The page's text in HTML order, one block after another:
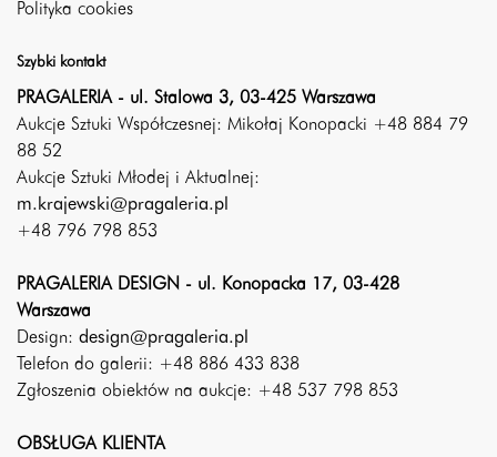
Polityka cookies
Szybki kontakt
PRAGALERIA - ul. Stalowa 3, 03-425 Warszawa
Aukcje Sztuki Współczesnej: Mikołaj Konopacki +48 884 79
88 52
Aukcje Sztuki Młodej i Aktualnej:
m.krajewski@pragaleria.pl
+48 796 798 853
PRAGALERIA DESIGN - ul. Konopacka 17, 03-428
Warszawa
Design: design@pragaleria.pl
Telefon do galerii: +48 886 433 838
Zgłoszenia obiektów na aukcje: +48 537 798 853
OBSŁUGA KLIENTA